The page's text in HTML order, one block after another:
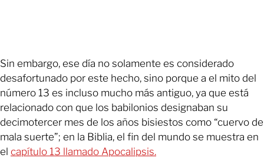
Sin embargo, ese día no solamente es considerado
desafortunado por este hecho, sino porque a el mito del
número 13 es incluso mucho más antiguo, ya que está
relacionado con que los babilonios designaban su
decimotercer mes de los años bisiestos como “cuervo de
mala suerte”; en la Biblia, el fin del mundo se muestra en
el capítulo 13 llamado Apocalipsis.